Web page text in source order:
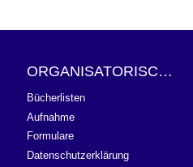
ORGANISATORISCHES
Bücherlisten
Aufnahme
Formulare
Datenschutzerklärung